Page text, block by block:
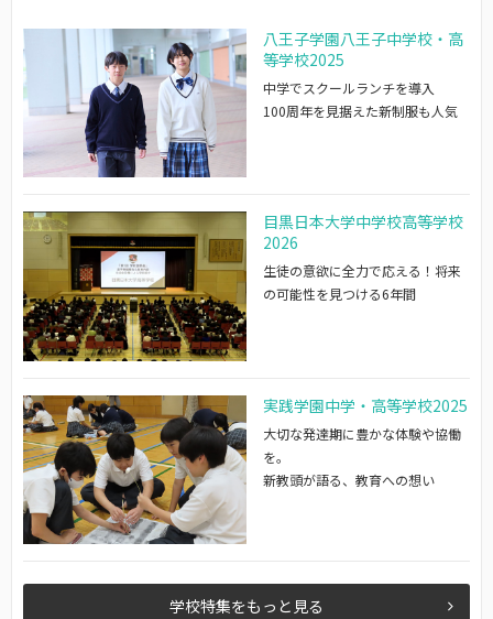
八王子学園八王子中学校・高
等学校2025
中学でスクールランチを導入
100周年を見据えた新制服も人気
目黒日本大学中学校高等学校
2026
生徒の意欲に全力で応える！将来
の可能性を見つける6年間
実践学園中学・高等学校2025
大切な発達期に豊かな体験や協働
を。
新教頭が語る、教育への想い
学校特集をもっと見る